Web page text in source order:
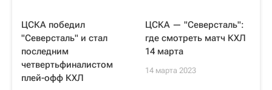
ЦСКА победил
"Северсталь" и стал
последним
четвертьфиналистом
плей-офф КХЛ
ЦСКА — "Северсталь":
где смотреть матч КХЛ
14 марта
14 марта 2023